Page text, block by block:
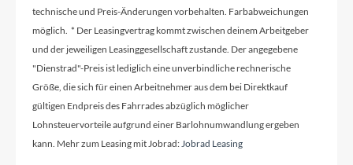
Rahmenmaterial
Aluminium
technische und Preis-Änderungen vorbehalten. Farbabweichungen
möglich. * Der Leasingvertrag kommt zwischen deinem Arbeitgeber
und der jeweiligen Leasinggesellschaft zustande. Der angegebene
"Dienstrad"-Preis ist lediglich eine unverbindliche rechnerische
Größe, die sich für einen Arbeitnehmer aus dem bei Direktkauf
gültigen Endpreis des Fahrrades abzüglich möglicher
Lohnsteuervorteile aufgrund einer Barlohnumwandlung ergeben
kann. Mehr zum Leasing mit Jobrad:Jobrad Leasing